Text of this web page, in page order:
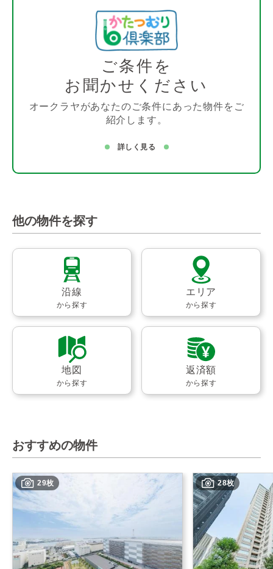
ご条件を
お聞かせください
オークラヤがあなたのご条件にあった物件をご
紹介します。
詳しく見る
他の物件を探す
沿線
から探す
エリア
から探す
地図
から探す
返済額
から探す
おすすめの物件
29枚 28枚